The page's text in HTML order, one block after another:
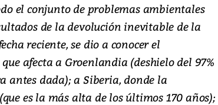
el conjunto de problemas ambientales
de la devolución inevitable de la
reciente, se dio a conocer el
afecta a Groenlandia (deshielo del 97%
antes dada); a Siberia, donde la
es la más alta de los últimos 170 años);